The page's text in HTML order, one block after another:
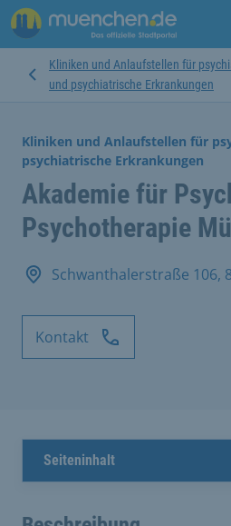
Kliniken und Anlaufstellen für
und psychiatrische Erkrankungen
Kliniken und Anlaufstellen für
psychiatrische Erkrankungen
Akademie für
Psychotherapie
Schwanthalerstraße 106,
Kontakt
Seiteninhalt